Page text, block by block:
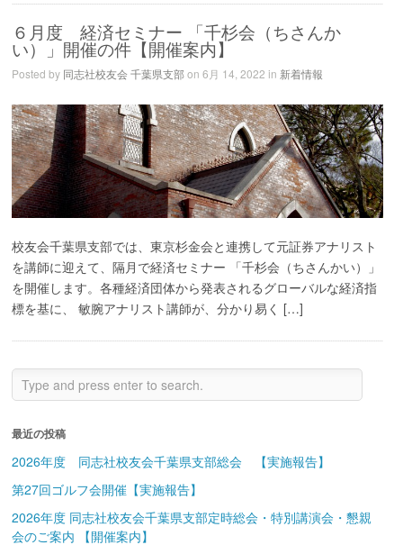
６月度 経済セミナー 「千杉会（ちさんか
い）」開催の件【開催案内】
Posted by 同志社校友会 千葉県支部on 6月 14, 2022 in 新着情報
校友会千葉県支部では、東京杉金会と連携して元証券アナリスト
を講師に迎えて、隔月で経済セミナー 「千杉会（ちさんかい）」
を開催します。各種経済団体から発表されるグローバルな経済指
標を基に、 敏腕アナリスト講師が、分かり易く […]
最近の投稿
2026年度 同志社校友会千葉県支部総会 【実施報告】
第27回ゴルフ会開催【実施報告】
2026年度 同志社校友会千葉県支部定時総会・特別講演会・懇親
会のご案内 【開催案内】